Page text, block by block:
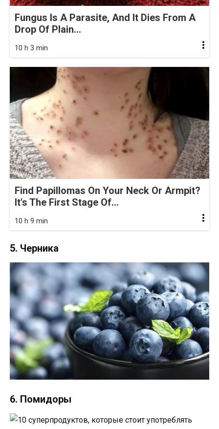
Fungus Is A Parasite, And It Dies From A
Drop Of Plain...
10 h 3 min
Find Papillomas On Your Neck Or Armpit?
It's The First Stage Of...
10 h 9 min
5. Черника
6. Помидоры